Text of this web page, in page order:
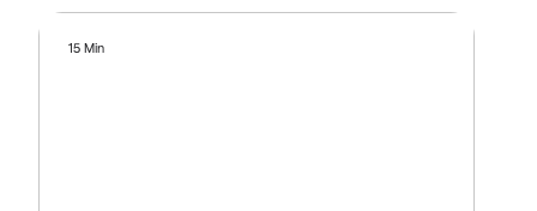
15 Min